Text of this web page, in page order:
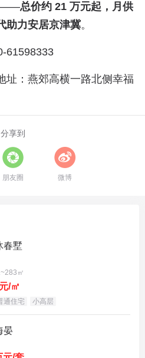
——总价约 21 万元起，月供
助力安居京津冀。
61598333
址：燕郊高横一路北侧幸福
分享到
朋友圈 微博
春墅
㎡
/㎡
通住宅 小高层
晏